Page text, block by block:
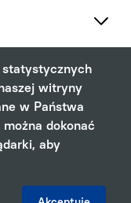
Wszystkie prawa
witryny
w Państwa
dokonać
aby